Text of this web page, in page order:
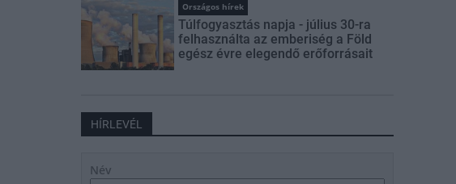
Országos hírek
Túlfogyasztás napja - július 30-ra
felhasználta az emberiség a Föld
egész évre elegendő erőforrásait
HÍRLEVÉL
Név